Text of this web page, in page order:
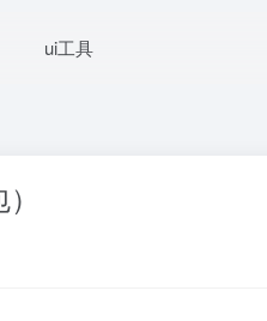
ui工具